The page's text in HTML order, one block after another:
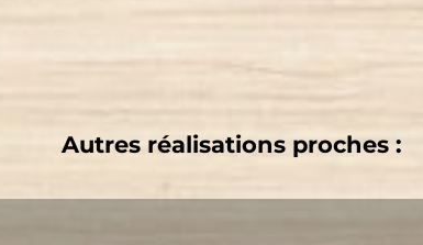
Autres réalisations proches :